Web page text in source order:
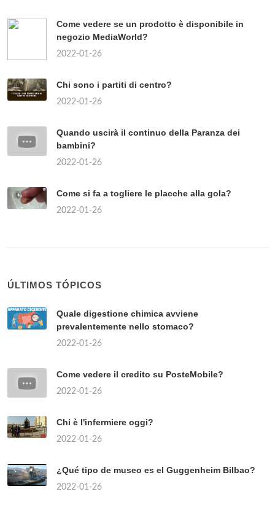
Come vedere se un prodotto è disponibile in
negozio MediaWorld?
2022-01-26
Chi sono i partiti di centro?
2022-01-26
Quando uscirà il continuo della Paranza dei
bambini?
2022-01-26
Come si fa a togliere le placche alla gola?
2022-01-26
ÚLTIMOS TÓPICOS
Quale digestione chimica avviene
prevalentemente nello stomaco?
2022-01-26
Come vedere il credito su PosteMobile?
2022-01-26
Chi è l'infermiere oggi?
2022-01-26
¿Qué tipo de museo es el Guggenheim Bilbao?
2022-01-26